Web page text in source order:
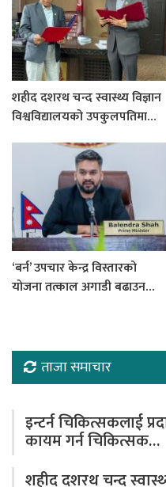
शहीद दशरथ चन्द स्वास्थ्य विज्ञान
विश्वविद्यालयको उपकुलपतिमा…
‘बर्न’ उपचार केन्द्र विस्तारको
योजना तत्काल अगाडी बढाउन…
ताजा समाचार
इन्टर्न चिकित्सकलाई
कायम गर्न चिकित्सक…
शहीद दशरथ चन्द